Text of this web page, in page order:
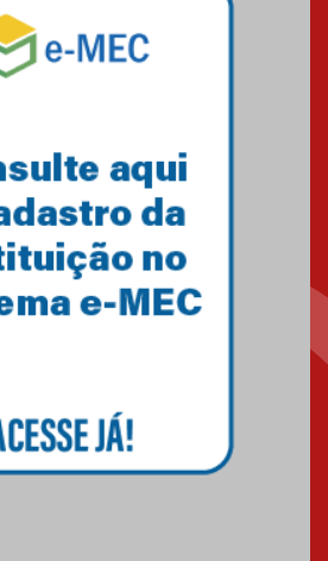
Mackenzie mobiliza campanha
solidária para apoiar famílias em
Minas Gerais
Primeiro culto do ano ressalta o
27.02.2026